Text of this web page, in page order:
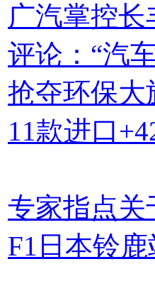
广汽掌控
评论：“汽
抢夺环保大
11款进口
专家指点关
F1日本铃